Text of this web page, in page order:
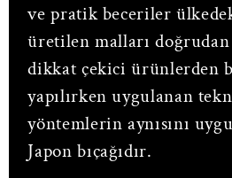
ve pratik beceriler
üretilen malları
dikkat çekici ürünlerden
yapılırken uygulanan
yöntemlerin aynısını
Japon bıçağıdır.